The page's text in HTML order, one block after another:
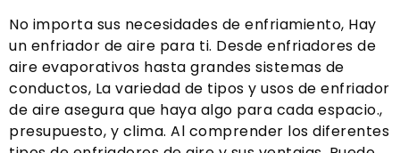
No importa sus necesidades de enfriamiento, Hay
un enfriador de aire para ti. Desde enfriadores de
aire evaporativos hasta grandes sistemas de
conductos, La variedad de tipos y usos de enfriador
de aire asegura que haya algo para cada espacio.,
presupuesto, y clima. Al comprender los diferentes